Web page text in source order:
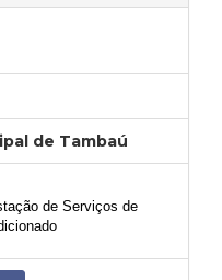
de Tambaú
de Serviços de